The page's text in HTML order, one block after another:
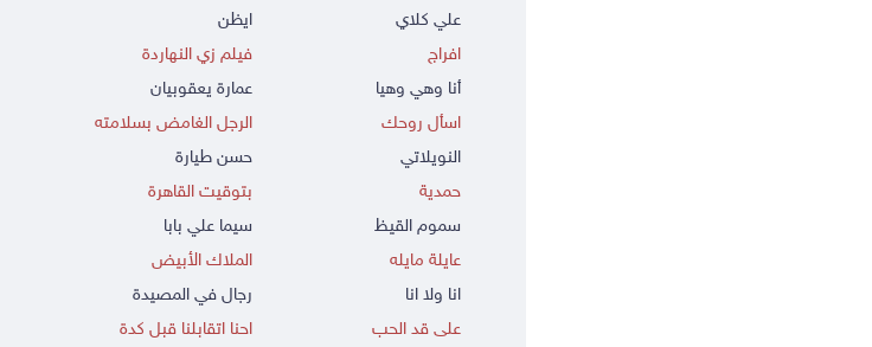
علي كلاي
افراج
أنا وهي وهيا
اسأل روحك
النويلاتي
حمدية
سموم القيظ
عايلة مايله
انا ولا انا
على قد الحب
ايظن
فيلم زي النهاردة
عمارة يعقوبيان
الرجل الغامض بسلامته
حسن طيارة
بتوقيت القاهرة
سيما علي بابا
الملاك الأبيض
رجال في المصيدة
احنا اتقابلنا قبل كدة